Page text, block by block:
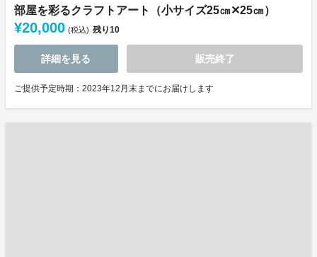
部屋を彩るクラフトアート（小サイズ25㎝✕25㎝）
¥20,000 (税込) 残り10
詳細を見る 販売終了
ご提供予定時期：2023年12月末までにお届けします